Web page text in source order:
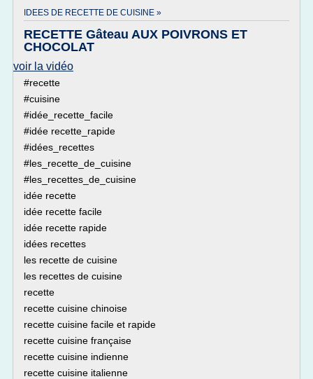
IDEES DE RECETTE DE CUISINE »
RECETTE Gâteau AUX POIVRONS ET
CHOCOLAT
voir la vidéo
#recette
#cuisine
#idée_recette_facile
#idée recette_rapide
#idées_recettes
#les_recette_de_cuisine
#les_recettes_de_cuisine
idée recette
idée recette facile
idée recette rapide
idées recettes
les recette de cuisine
les recettes de cuisine
recette
recette cuisine chinoise
recette cuisine facile et rapide
recette cuisine française
recette cuisine indienne
recette cuisine italienne